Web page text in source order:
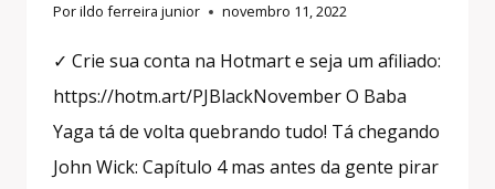
Porildo ferreira junior novembro 11, 2022
✓ Crie sua conta na Hotmart e seja um afiliado:
https://hotm.art/PJBlackNovember O Baba
Yaga tá de volta quebrando tudo! Tá chegando
John Wick: Capítulo 4 mas antes da gente pirar